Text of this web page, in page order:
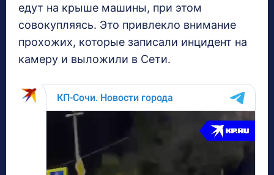
едут на крыше машины, при этом
совокупляясь. Это привлекло внимание
прохожих, которые записали инцидент на
камеру и выложили в Сети.